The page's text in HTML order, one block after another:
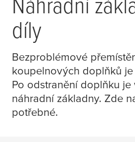
díly
Bezproblémové
koupelnových doplňků je
Po odstranění doplňku je
náhradní základny. Zde
potřebné.